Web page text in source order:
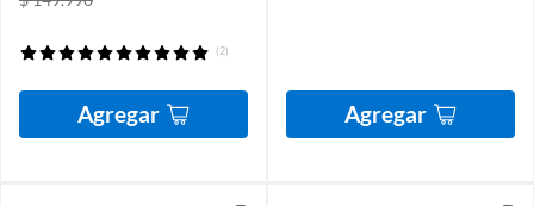
(2)
Agregar Agregar